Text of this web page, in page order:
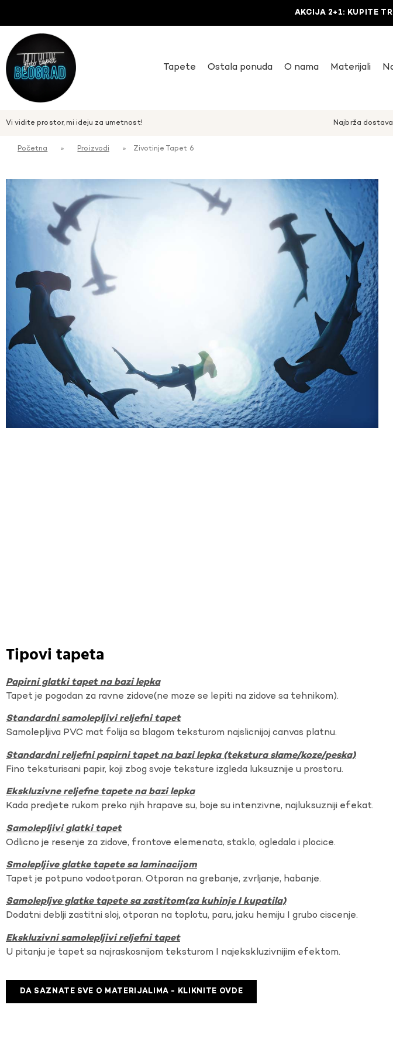
AKCIJA 2+1: KUPITE
Tapete Ostala ponuda O nama Materijali
Vi vidite prostor, mi ideju za umetnost! Najbrža
Početna » Proizvodi » Zivotinje Tapet 6
Tipovi tapeta
Papirni glatki tapet na bazi lepka
Tapet je pogodan za ravne zidove(ne moze se lepiti na zidove sa tehnikom).
Standardni samolepljivi reljefni tapet
Samolepljiva PVC mat folija sa blagom teksturom najslicnijoj canvas platnu.
Standardni reljefni papirni tapet na bazi lepka (tekstura slame/koze/peska)
Fino teksturisani papir, koji zbog svoje teksture izgleda luksuznije u prostoru.
Ekskluzivne reljefne tapete na bazi lepka
Kada predjete rukom preko njih hrapave su, boje su intenzivne, najluksuzniji efekat.
Samolepljivi glatki tapet
Odlicno je resenje za zidove, frontove elemenata, staklo, ogledala i plocice.
Smolepljive glatke tapete sa laminacijom
Tapet je potpuno vodootporan. Otporan na grebanje, zvrljanje, habanje.
Samolepljve glatke tapete sa zastitom(za kuhinje I kupatila)
Dodatni deblji zastitni sloj, otporan na toplotu, paru, jaku hemiju I grubo ciscenje.
Ekskluzivni samolepljivi reljefni tapet
U pitanju je tapet sa najraskosnijom teksturom I najekskluzivnijim efektom.
DA SAZNATE SVE O MATERIJALIMA - KLIKNITE OVDE